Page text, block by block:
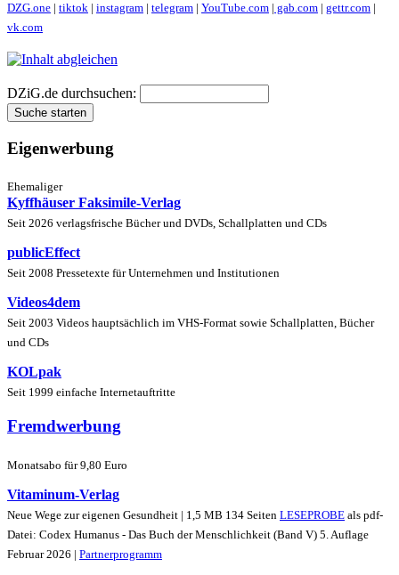
DZG.one | tiktok | instagram | telegram | YouTube.com | gab.com | gettr.com |
vk.com
DZiG.de durchsuchen:
Eigenwerbung
Ehemaliger
Kyffhäuser Faksimile-Verlag
Seit 2026 verlagsfrische Bücher und DVDs, Schallplatten und CDs
publicEffect
Seit 2008 Pressetexte für Unternehmen und Institutionen
Videos4dem
Seit 2003 Videos hauptsächlich im VHS-Format sowie Schallplatten, Bücher
und CDs
KOLpak
Seit 1999 einfache Internetauftritte
Fremdwerbung
Monatsabo für 9,80 Euro
Vitaminum-Verlag
Neue Wege zur eigenen Gesundheit | 1,5 MB 134 Seiten LESEPROBE als pdf-
Datei: Codex Humanus - Das Buch der Menschlichkeit (Band V) 5. Auflage
Februar 2026 | Partnerprogramm